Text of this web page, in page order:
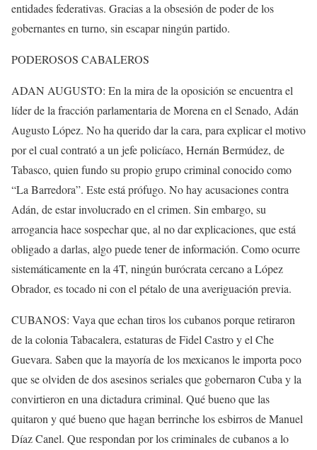
entidades federativas. Gracias a la obsesión de poder de los
gobernantes en turno, sin escapar ningún partido.
PODEROSOS CABALEROS
ADAN AUGUSTO: En la mira de la oposición se encuentra el
líder de la fracción parlamentaria de Morena en el Senado, Adán
Augusto López. No ha querido dar la cara, para explicar el motivo
por el cual contrató a un jefe policíaco, Hernán Bermúdez, de
Tabasco, quien fundo su propio grupo criminal conocido como
“La Barredora”. Este está prófugo. No hay acusaciones contra
Adán, de estar involucrado en el crimen. Sin embargo, su
arrogancia hace sospechar que, al no dar explicaciones, que está
obligado a darlas, algo puede tener de información. Como ocurre
sistemáticamente en la 4T, ningún burócrata cercano a López
Obrador, es tocado ni con el pétalo de una averiguación previa.
CUBANOS: Vaya que echan tiros los cubanos porque retiraron
de la colonia Tabacalera, estaturas de Fidel Castro y el Che
Guevara. Saben que la mayoría de los mexicanos le importa poco
que se olviden de dos asesinos seriales que gobernaron Cuba y la
convirtieron en una dictadura criminal. Qué bueno que las
quitaron y qué bueno que hagan berrinche los esbirros de Manuel
Díaz Canel. Que respondan por los criminales de cubanos a lo